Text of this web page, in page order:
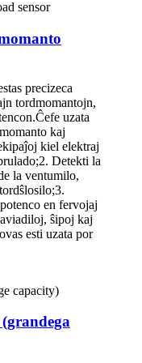
precizeca
tordmomantojn,
uzata
kaj
kiel elektraj
Detekti la
la ventumilo,
en fervojaj
ŝipoj kaj
esti uzata por